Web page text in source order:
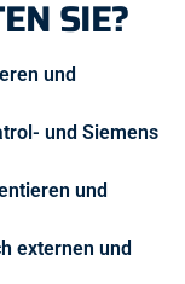
SIE?
und
und Siemens
und
externen und